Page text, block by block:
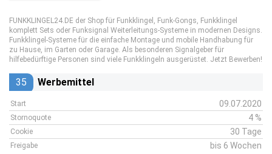
FUNKKLINGEL24.DE der Shop für Funkklingel, Funk-Gongs, Funkklingel
komplett Sets oder Funksignal Weiterleitungs-Systeme in modernen Designs.
Funkklingel-Systeme für die einfache Montage und mobile Handhabung für
zu Hause, im Garten oder Garage. Als besonderen Signalgeber für
hilfebedürftige Personen sind viele Funkklingeln ausgerüstet. Jetzt Bewerben!
35 Werbemittel
Start 09.07.2020
Stornoquote 4 %
Cookie 30 Tage
Freigabe bis 6 Wochen